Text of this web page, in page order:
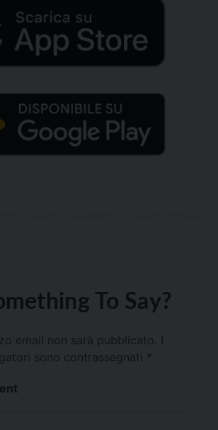
To Say?
email non sarà pubblicato.
sono contrassegnati *